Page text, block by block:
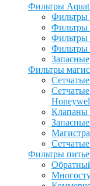
Фильтры
Фильтры
Фильтры
Фильтры
Фильтры
Фильтры
Клапаны
Фильтры